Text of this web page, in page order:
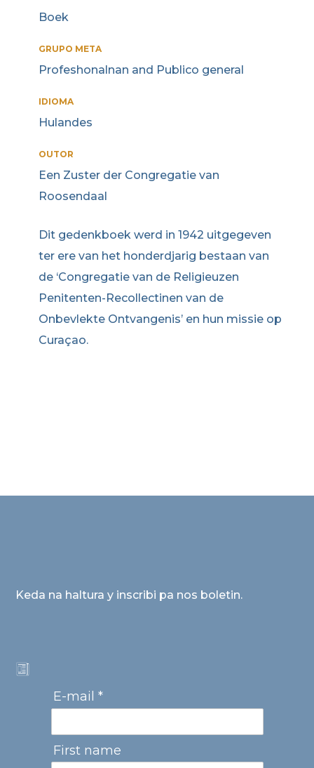
Boek
GRUPO META
Profeshonalnan and Publico general
IDIOMA
Hulandes
OUTOR
Een Zuster der Congregatie van
Roosendaal
Dit gedenkboek werd in 1942 uitgegeven
ter ere van het honderdjarig bestaan van
de ‘Congregatie van de Religieuzen
Penitenten-Recollectinen van de
Onbevlekte Ontvangenis’ en hun missie op
Curaçao.
Keda na haltura y inscribi pa nos boletin.
E-mail *
First name